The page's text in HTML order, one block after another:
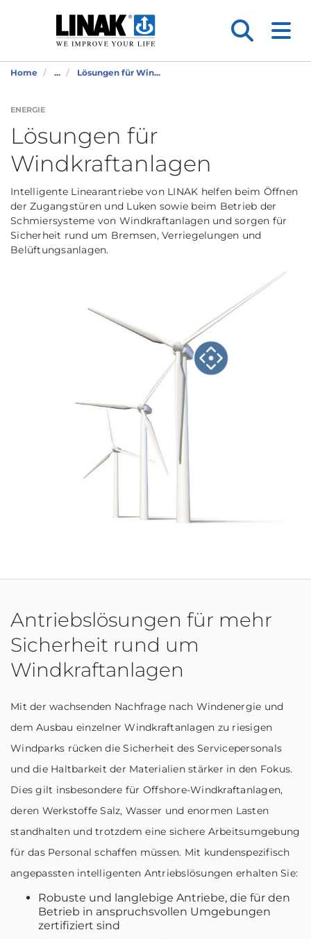
Home ... Lösungen für Win...
ENERGIE
Lösungen für
Windkraftanlagen
Intelligente Linearantriebe von LINAK helfen beim Öffnen
der Zugangstüren und Luken sowie beim Betrieb der
Schmiersysteme von Windkraftanlagen und sorgen für
Sicherheit rund um Bremsen, Verriegelungen und
Belüftungsanlagen.
Antriebslösungen für mehr
Sicherheit rund um
Windkraftanlagen
Mit der wachsenden Nachfrage nach Windenergie und
dem Ausbau einzelner Windkraftanlagen zu riesigen
Windparks rücken die Sicherheit des Servicepersonals
und die Haltbarkeit der Materialien stärker in den Fokus.
Dies gilt insbesondere für Offshore-Windkraftanlagen,
deren Werkstoffe Salz, Wasser und enormen Lasten
standhalten und trotzdem eine sichere Arbeitsumgebung
für das Personal schaffen müssen. Mit kundenspezifisch
angepassten intelligenten Antriebslösungen erhalten Sie:
Robuste und langlebige Antriebe, die für den
Betrieb in anspruchsvollen Umgebungen
zertifiziert sind